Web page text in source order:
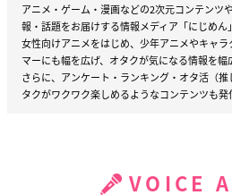
アニメ・ゲーム・漫画などの2次元コンテンツ
報・話題をお届けする情報メディア「にじめん
女性向けアニメをはじめ、少年アニメやキャ
マーにも幅を広げ、オタクが気になる情報を幅
さらに、アンケート・ランキング・オタ活（
タクがワクワク楽しめるようなコンテンツも発
VOICE